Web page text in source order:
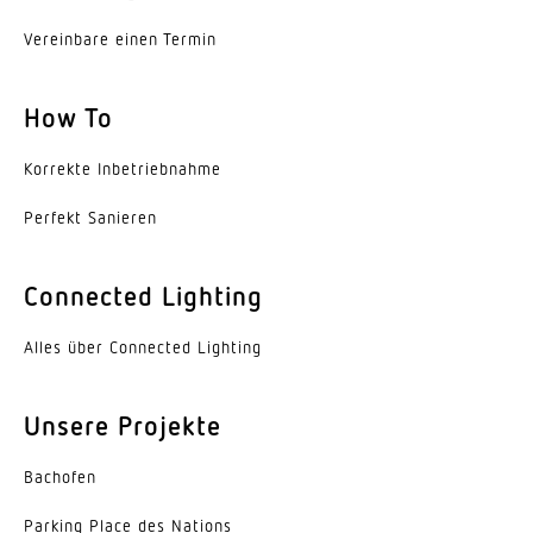
L70B50
Ohne
LED Kühlsystem
Passive Thermo Control
Nein
Leistung
Softlichtstart
Nein
Schlagfestigkeit
Vereinbare einen Termin
How To
Korrekte Inbe­trieb­nahme
Perfekt Sanieren
Connected Lighting
Alles über Connected Lighting
Unsere Projekte
Bachofen
Parking Place des Nations